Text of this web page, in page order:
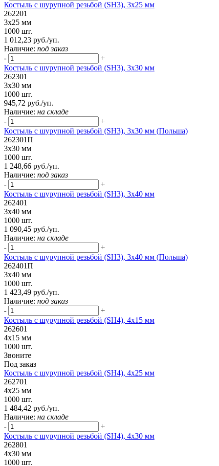
Костыль с шурупной резьбой (SH3), 3х25 мм
262201
3х25 мм
1000 шт.
1 012,23 руб./уп.
Наличие: под заказ
-
+
Костыль с шурупной резьбой (SH3), 3х30 мм
262301
3х30 мм
1000 шт.
945,72 руб./уп.
Наличие: на складе
-
+
Костыль с шурупной резьбой (SH3), 3х30 мм (Польша)
262301П
3х30 мм
1000 шт.
1 248,66 руб./уп.
Наличие: под заказ
-
+
Костыль с шурупной резьбой (SH3), 3х40 мм
262401
3х40 мм
1000 шт.
1 090,45 руб./уп.
Наличие: на складе
-
+
Костыль с шурупной резьбой (SH3), 3х40 мм (Польша)
262401П
3х40 мм
1000 шт.
1 423,49 руб./уп.
Наличие: под заказ
-
+
Костыль с шурупной резьбой (SH4), 4х15 мм
262601
4х15 мм
1000 шт.
Звоните
Под заказ
Костыль с шурупной резьбой (SH4), 4х25 мм
262701
4х25 мм
1000 шт.
1 484,42 руб./уп.
Наличие: на складе
-
+
Костыль с шурупной резьбой (SH4), 4х30 мм
262801
4х30 мм
1000 шт.